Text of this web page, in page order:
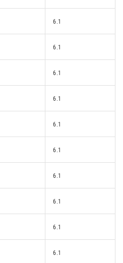
6.1
6.1
6.1
6.1
6.1
6.1
6.1
6.1
6.1
6.1